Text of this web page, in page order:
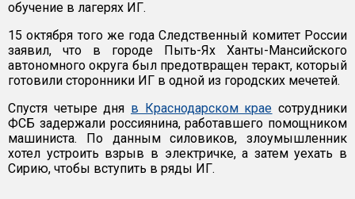
обучение в лагерях ИГ.
15 октября того же года Следственный комитет России
заявил, что в городе Пыть-Ях Ханты-Мансийского
автономного округа был предотвращен теракт, который
готовили сторонники ИГ в одной из городских мечетей.
Спустя четыре дня в Краснодарском крае сотрудники
ФСБ задержали россиянина, работавшего помощником
машиниста. По данным силовиков, злоумышленник
хотел устроить взрыв в электричке, а затем уехать в
Сирию, чтобы вступить в ряды ИГ.